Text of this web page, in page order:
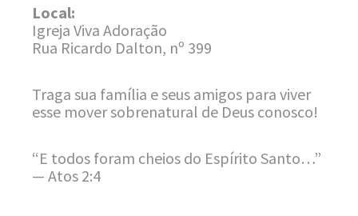
Local:
Igreja Viva Adoração
Rua Ricardo Dalton, nº 399
Traga sua família e seus amigos para viver
esse mover sobrenatural de Deus conosco!
“E todos foram cheios do Espírito Santo…”
— Atos 2:4